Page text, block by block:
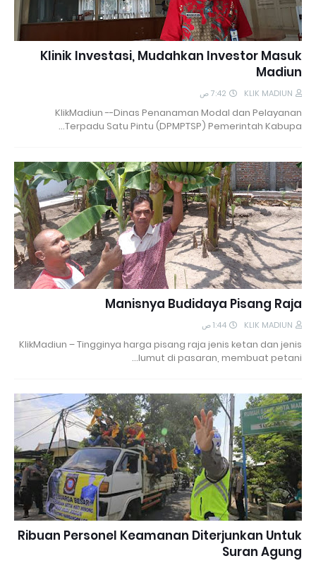
Klinik Investasi, Mudahkan Investor Masuk
Madiun
KLIK MADIUN 7:42 ص
KlikMadiun --Dinas Penanaman Modal dan Pelayanan
Terpadu Satu Pintu (DPMPTSP) Pemerintah Kabupa…
Manisnya Budidaya Pisang Raja
KLIK MADIUN 1:44 ص
KlikMadiun – Tingginya harga pisang raja jenis ketan dan jenis
lumut di pasaran, membuat petani…
Ribuan Personel Keamanan Diterjunkan Untuk
Suran Agung